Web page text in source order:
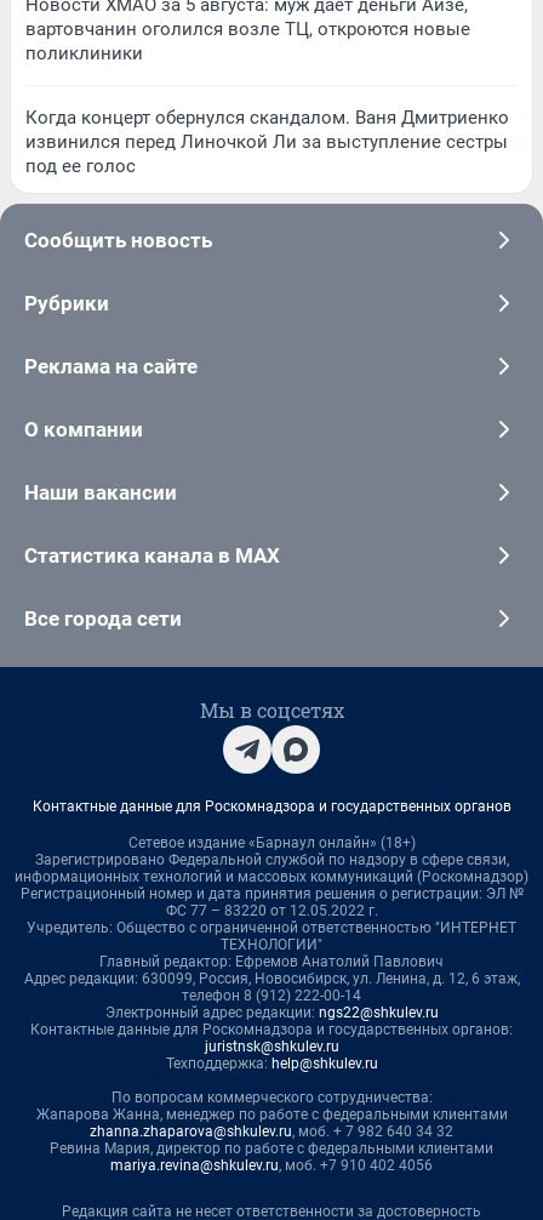
Новости ХМАО за 5 августа: муж дает деньги Айзе,
вартовчанин оголился возле ТЦ, откроются новые
поликлиники
Когда концерт обернулся скандалом. Ваня Дмитриенко
извинился перед Линочкой Ли за выступление сестры
под ее голос
Сообщить новость
Рубрики
Реклама на сайте
О компании
Наши вакансии
Статистика канала в MAX
Все города сети
Мы в соцсетях
Контактные данные для Роскомнадзора и государственных органов
Сетевое издание «Барнаул онлайн» (18+)
Зарегистрировано Федеральной службой по надзору в сфере связи,
информационных технологий и массовых коммуникаций (Роскомнадзор)
Регистрационный номер и дата принятия решения о регистрации: ЭЛ №
ФС 77 – 83220 от 12.05.2022 г.
Учредитель: Общество с ограниченной ответственностью "ИНТЕРНЕТ
ТЕХНОЛОГИИ"
Главный редактор: Ефремов Анатолий Павлович
Адрес редакции: 630099, Россия, Новосибирск, ул. Ленина, д. 12, 6 этаж,
телефон 8 (912) 222-00-14
Электронный адрес редакции: ngs22@shkulev.ru
Контактные данные для Роскомнадзора и государственных органов:
juristnsk@shkulev.ru
Техподдержка: help@shkulev.ru
По вопросам коммерческого сотрудничества:
Жапарова Жанна, менеджер по работе с федеральными клиентами
zhanna.zhaparova@shkulev.ru, моб. + 7 982 640 34 32
Ревина Мария, директор по работе с федеральными клиентами
mariya.revina@shkulev.ru, моб. +7 910 402 4056
Редакция сайта не несет ответственности за достоверность